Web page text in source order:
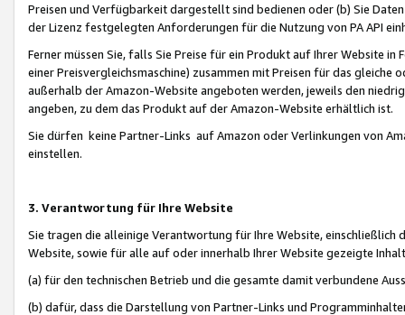
Preisen und Verfügbarkeit dargestellt sind bedienen oder (b) Sie
der Lizenz festgelegten Anforderungen für die Nutzung von PA API
Ferner müssen Sie, falls Sie Preise für ein Produkt auf Ihrer Website
einer Preisvergleichsmaschine) zusammen mit Preisen für das
außerhalb der Amazon-Website angeboten werden, jeweils den
angeben, zu dem das Produkt auf der Amazon-Website erhältlich ist.
Sie dürfen keine Partner-Links auf Amazon oder Verlinkungen von
einstellen.
3. Verantwortung für Ihre Website
Sie tragen die alleinige Verantwortung für Ihre Website,
Website, sowie für alle auf oder innerhalb Ihrer Website gezeigte
(a) für den technischen Betrieb und die gesamte damit verbundene
(b) dafür, dass die Darstellung von Partner-Links und